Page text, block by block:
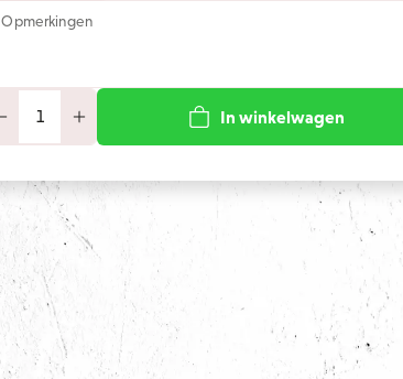
Opmerkingen
In winkelwagen